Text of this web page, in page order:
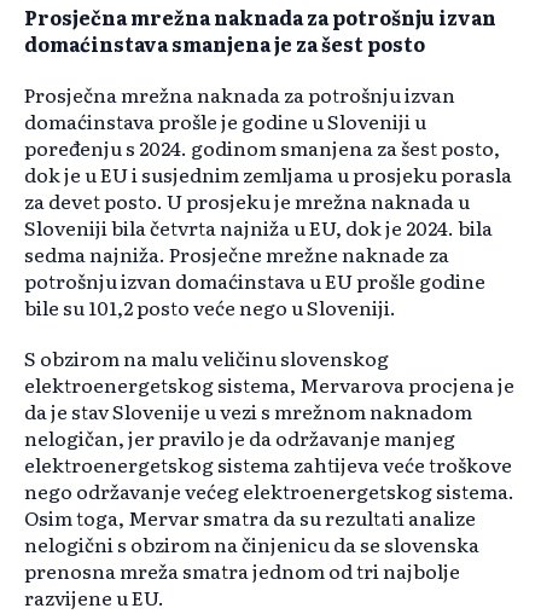
Prosječna mrežna naknada za potrošnju izvan
domaćinstava smanjena je za šest posto
Prosječna mrežna naknada za potrošnju izvan
domaćinstava prošle je godine u Sloveniji u
poređenju s 2024. godinom smanjena za šest posto,
dok je u EU i susjednim zemljama u prosjeku porasla
za devet posto. U prosjeku je mrežna naknada u
Sloveniji bila četvrta najniža u EU, dok je 2024. bila
sedma najniža. Prosječne mrežne naknade za
potrošnju izvan domaćinstava u EU prošle godine
bile su 101,2 posto veće nego u Sloveniji.
S obzirom na malu veličinu slovenskog
elektroenergetskog sistema, Mervarova procjena je
da je stav Slovenije u vezi s mrežnom naknadom
nelogičan, jer pravilo je da održavanje manjeg
elektroenergetskog sistema zahtijeva veće troškove
nego održavanje većeg elektroenergetskog sistema.
Osim toga, Mervar smatra da su rezultati analize
nelogični s obzirom na činjenicu da se slovenska
prenosna mreža smatra jednom od tri najbolje
razvijene u EU.